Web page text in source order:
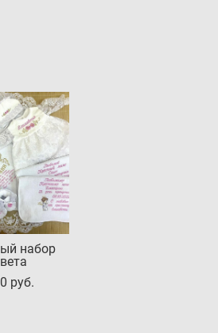
набор
pуб.